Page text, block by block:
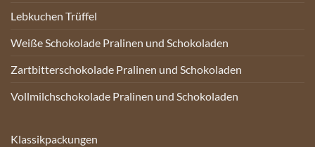
Lebkuchen Trüffel
Weiße Schokolade Pralinen und Schokoladen
Zartbitterschokolade Pralinen und Schokoladen
Vollmilchschokolade Pralinen und Schokoladen
Klassikpackungen